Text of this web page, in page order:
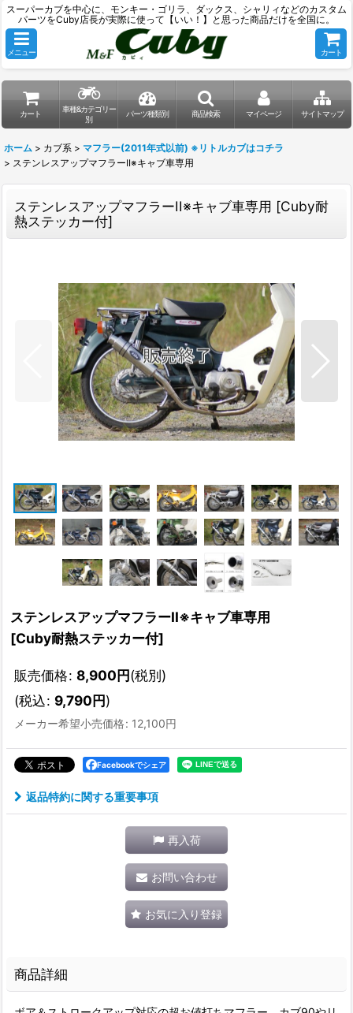
スーパーカブを中心に、モンキー・ゴリラ、ダックス、シャリィなどのカスタム
パーツをCuby店長が実際に使って【いい！】と思った商品だけを全国に。
メニュー カート
カート
車種&カテゴリー
別
パーツ種類別 商品検索 マイページ サイトマップ
ホーム > カブ系 > マフラー(2011年式以前) ※リトルカブはコチラ
> ステンレスアップマフラーII※キャブ車専用
ステンレスアップマフラーII※キャブ車専用 [Cuby耐
熱ステッカー付]
ステンレスアップマフラーII※キャブ車専用
[Cuby耐熱ステッカー付]
販売価格: 8,900円(税別)
(税込: 9,790円)
メーカー希望小売価格: 12,100円
Facebookでシェア
返品特約に関する重要事項
再入荷
お問い合わせ
お気に入り登録
商品詳細